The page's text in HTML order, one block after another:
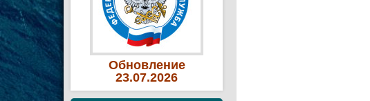
Обновление
23.07.2026